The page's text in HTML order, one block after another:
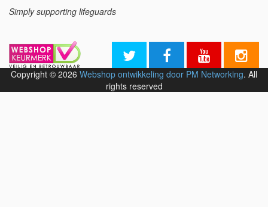
Simply supporting lifeguards
Copyright © 2026 Webshop ontwikkeling door PM Networking. All
rights reserved